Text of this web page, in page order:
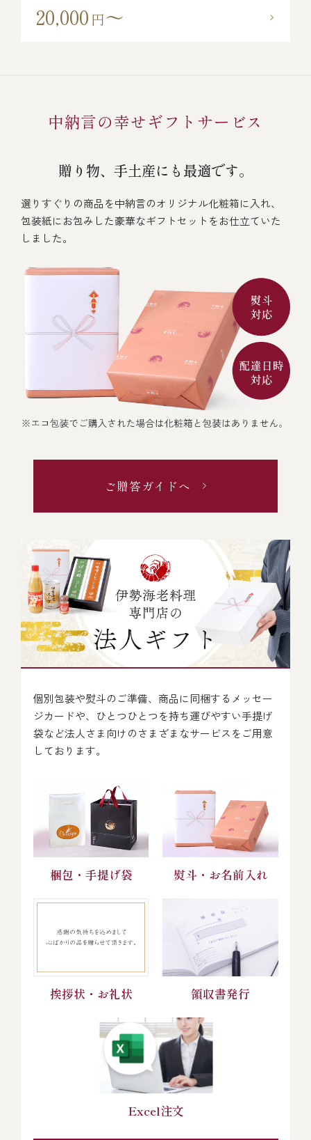
20,000 円～
中納言の幸せギフトサービス
贈り物、手土産にも最適です。
選りすぐりの商品を中納言のオリジナル化粧箱に入れ、
包装紙にお包みした豪華なギフトセットをお仕立ていた
しました。
ご贈答ガイドへ
個別包装や熨斗のご準備、商品に同梱するメッセー
ジカードや、 ひとつひとつを持ち運びやすい手提げ
袋など法人さま向けのさまざまなサービスをご用意
しております。
梱包・手提げ袋 熨斗・お名前入れ
挨拶状・お礼状 領収書発行
Excel注文